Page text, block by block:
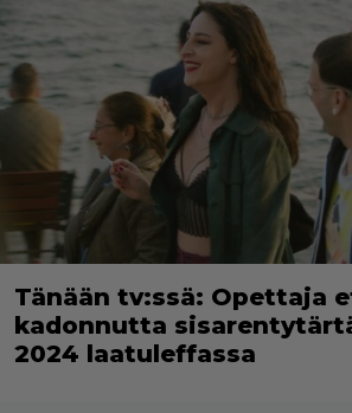
Tänään tv:ssä: Opettaja
kadonnutta
2024 laatuleffassa